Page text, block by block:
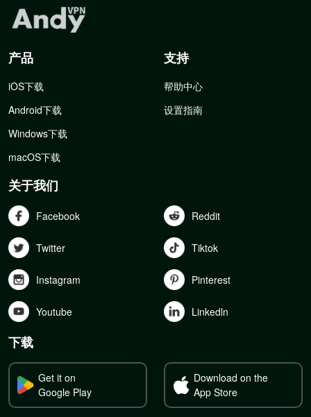
产品
iOS下载
Android下载
Windows下载
macOS下载
支持
帮助中心
设置指南
关于我们
Facebook Reddit
Twitter Tiktok
Instagram Pinterest
Youtube Linkedln
下载
Get it on
Google Play
Download on the
App Store